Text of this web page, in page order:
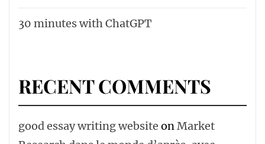
30 minutes with ChatGPT
RECENT COMMENTS
good essay writing website onMarket